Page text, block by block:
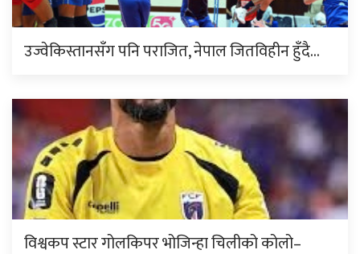
उज्वेकिस्तानसँग पनि पराजित, नेपाल जितविहीन हुँदै…
विश्वकप स्टार गोलकिपर भोजिन्हा चिलीको कोलो–